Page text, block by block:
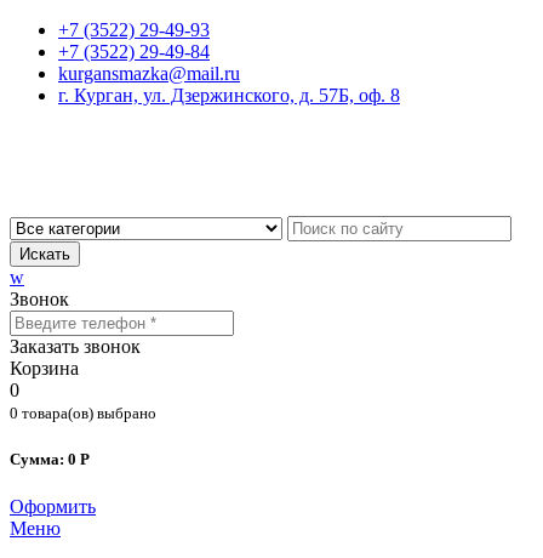
+7 (3522) 29-49-93
+7 (3522) 29-49-84
kurgansmazka@mail.ru
г. Курган, ул. Дзержинского, д. 57Б, оф. 8
Искать
w
Звонок
Заказать звонок
Корзина
0
0 товара(ов) выбрано
Сумма: 0 Р
Оформить
Меню